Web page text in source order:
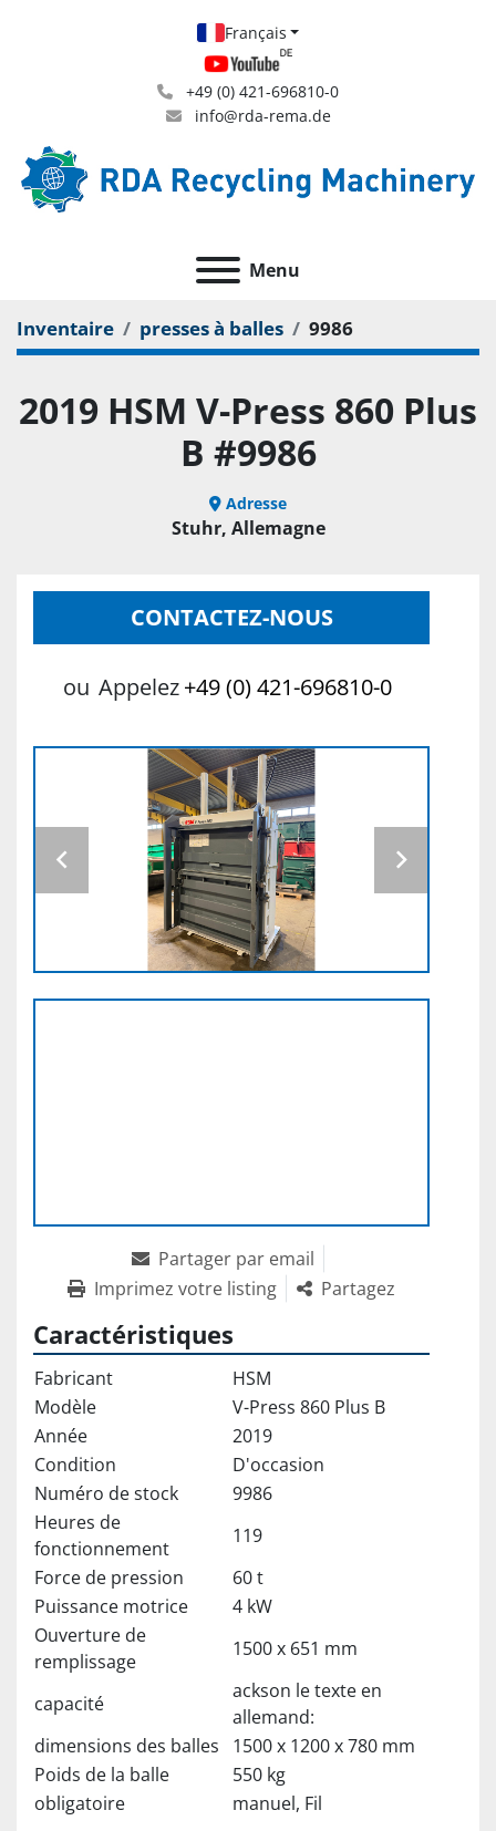
+49 (0) 421-696810-0
info@rda-rema.de
Français
Menu
Inventaire presses à balles 9986
2019 HSM V-Press 860 Plus
B #9986
Adresse
Stuhr, Allemagne
CONTACTEZ-NOUS
ou Appelez +49 (0) 421-696810-0
Partager par email
Imprimez votre listing
Partagez
Caractéristiques
Fabricant
HSM
Modèle
V-Press 860 Plus B
Année
2019
Condition
D'occasion
Numéro de stock
9986
Heures de
fonctionnement
119
Force de pression
60 t
Puissance motrice
4 kW
Ouverture de
remplissage
1500 x 651 mm
capacité
ackson le texte en
allemand:
dimensions des balles
1500 x 1200 x 780 mm
Poids de la balle
550 kg
obligatoire
manuel, Fil